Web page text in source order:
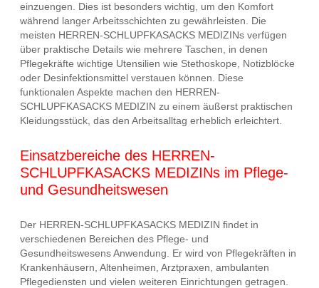
einzuengen. Dies ist besonders wichtig, um den Komfort
während langer Arbeitsschichten zu gewährleisten. Die
meisten HERREN-SCHLUPFKASACKS MEDIZINs verfügen
über praktische Details wie mehrere Taschen, in denen
Pflegekräfte wichtige Utensilien wie Stethoskope, Notizblöcke
oder Desinfektionsmittel verstauen können. Diese
funktionalen Aspekte machen den HERREN-
SCHLUPFKASACKS MEDIZIN zu einem äußerst praktischen
Kleidungsstück, das den Arbeitsalltag erheblich erleichtert.
Einsatzbereiche des HERREN-
SCHLUPFKASACKS MEDIZINs im Pflege-
und Gesundheitswesen
Der HERREN-SCHLUPFKASACKS MEDIZIN findet in
verschiedenen Bereichen des Pflege- und
Gesundheitswesens Anwendung. Er wird von Pflegekräften in
Krankenhäusern, Altenheimen, Arztpraxen, ambulanten
Pflegediensten und vielen weiteren Einrichtungen getragen.